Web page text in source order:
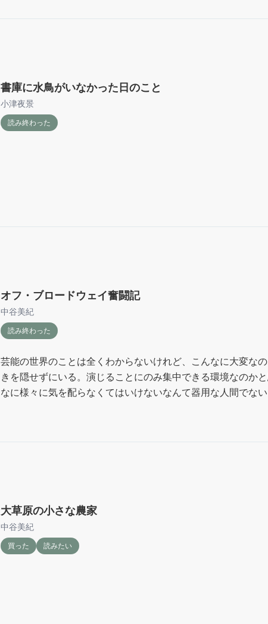
書庫に水鳥がいなかった日のこと
小津夜景
読み終わった
オフ・ブロードウェイ奮闘記
中谷美紀
読み終わった
芸能の世界のことは全くわからないけれど、こんなに大変な
きを隠せずにいる。演じることにのみ集中できる環境なのか
なに様々に気を配らなくてはいけないなんて器用な人間でな
大草原の小さな農家
中谷美紀
買った 読みたい